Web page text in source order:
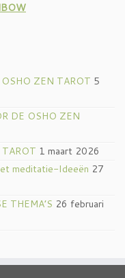
ZEN TAROT 5
DE OSHO ZEN
1 maart 2026
meditatie-Ideeën 27
THEMA’S 26 februari